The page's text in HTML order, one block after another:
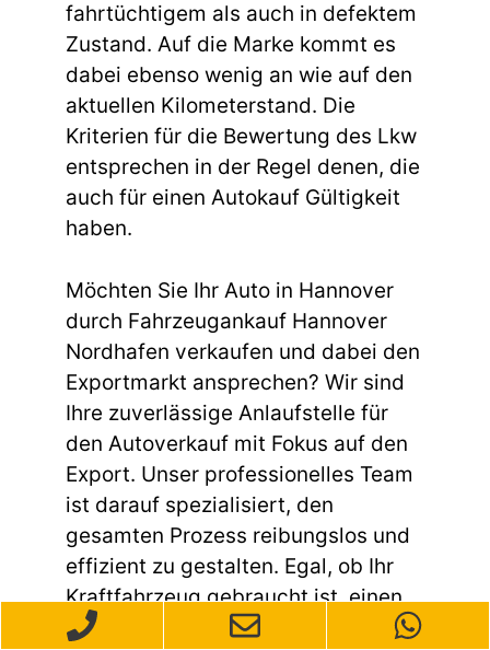
fahrtüchtigem als auch in defektem
Zustand. Auf die Marke kommt es
dabei ebenso wenig an wie auf den
aktuellen Kilometerstand. Die
Kriterien für die Bewertung des Lkw
entsprechen in der Regel denen, die
auch für einen Autokauf Gültigkeit
haben.
Möchten Sie Ihr Auto in Hannover
durch Fahrzeugankauf Hannover
Nordhafen verkaufen und dabei den
Exportmarkt ansprechen? Wir sind
Ihre zuverlässige Anlaufstelle für
den Autoverkauf mit Fokus auf den
Export. Unser professionelles Team
ist darauf spezialisiert, den
gesamten Prozess reibungslos und
effizient zu gestalten. Egal, ob Ihr
Kraftfahrzeug gebraucht ist, einen
Unfallschaden aufweist oder andere